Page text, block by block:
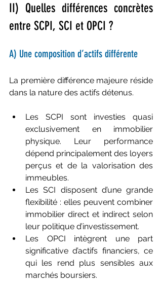
II) Quelles différences concrètes
entre SCPI, SCI et OPCI ?
A) Une composition d’actifs différente
La première différence majeure réside
dans la nature des actifs détenus.
Les SCPI sont investies quasi
exclusivement en immobilier
physique. Leur performance
dépend principalement des loyers
perçus et de la valorisation des
immeubles.
Les SCI disposent d’une grande
flexibilité : elles peuvent combiner
immobilier direct et indirect selon
leur politique d’investissement.
Les OPCI intègrent une part
significative d’actifs financiers, ce
qui les rend plus sensibles aux
marchés boursiers.